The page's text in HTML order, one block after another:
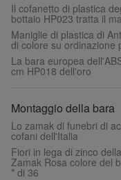
Il cofanetto di plastica
bottaio HP023 tratta il
Maniglie di plastica di
di colore su ordinazione
La bara europea
cm HP018 dell'oro
Montaggio della bara
Lo zamak di funebri di
cofani dell'Italia
Fiori in lega di zinco
Zamak Rosa colore del
* di 36